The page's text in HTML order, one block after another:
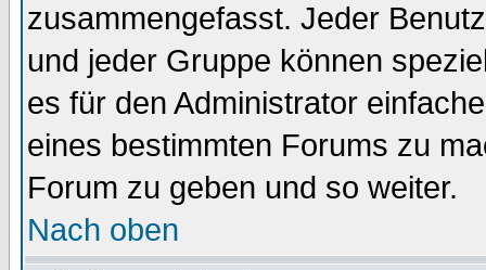
zusammengefasst. Jeder
und jeder Gruppe können
es für den Administrator
eines bestimmten Forums zu
Forum zu geben und so weiter.
Nach oben